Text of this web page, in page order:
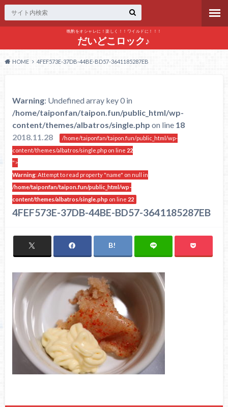
晩酌をオシャレに！楽しく！！ワイルドに！！！
だいどこロック♪
HOME 4FEF573E-37DB-44BE-BD57-3641185287EB
Warning: Undefined array key 0 in
/home/taiponfan/taipon.fun/public_html/wp-
content/themes/albatros/single.php on line 18
2018.11.28
/home/taiponfan/taipon.fun/public_html/wp-
content/themes/albatros/single.php on line 22
">
Warning: Attempt to read property "name" on null in
/home/taiponfan/taipon.fun/public_html/wp-
content/themes/albatros/single.php on line 22
4FEF573E-37DB-44BE-BD57-3641185287EB